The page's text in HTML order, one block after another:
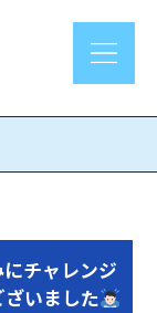
チャレンジ
いました